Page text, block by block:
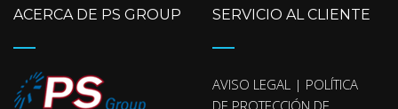
ACERCA DE PS GROUP SERVICIO AL CLIENTE
AVISO LEGAL | POLÍTICA
DE PROTECCIÓN DE